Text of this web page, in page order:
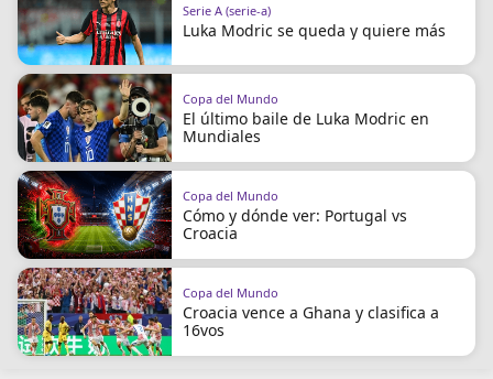
Administrar
notificaciones
Programación
Contáctanos
Serie A (serie-a)
Luka Modric se queda y quiere más
Copa del Mundo
El último baile de Luka Modric en
Mundiales
Copa del Mundo
Cómo y dónde ver: Portugal vs
Croacia
Copa del Mundo
Croacia vence a Ghana y clasifica a
16vos